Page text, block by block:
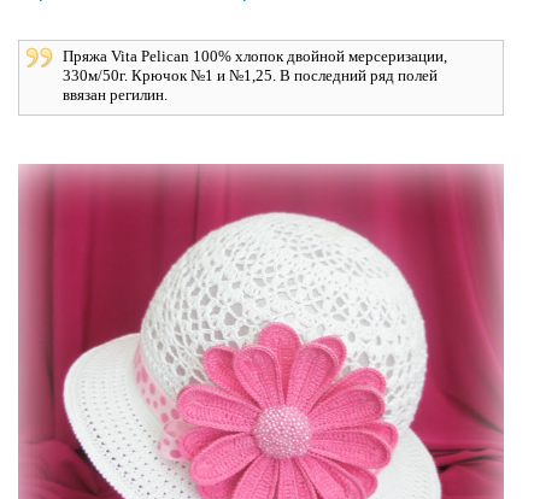
Пряжа Vita Pelican 100% хлопок двойной мерсеризации,
330м/50г. Крючок №1 и №1,25. В последний ряд полей
ввязан регилин.